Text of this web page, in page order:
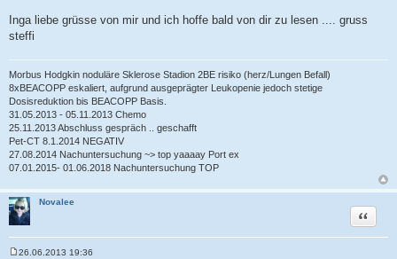
Inga liebe grüsse von mir und ich hoffe bald von dir zu lesen .... gruss
steffi
Morbus Hodgkin noduläre Sklerose Stadion 2BE risiko (herz/Lungen Befall)
8xBEACOPP eskaliert, aufgrund ausgeprägter Leukopenie jedoch stetige
Dosisreduktion bis BEACOPP Basis.
31.05.2013 - 05.11.2013 Chemo
25.11.2013 Abschluss gespräch .. geschafft
Pet-CT 8.1.2014 NEGATIV
27.08.2014 Nachuntersuchung ~> top yaaaay Port ex
07.01.2015- 01.06.2018 Nachuntersuchung TOP
Novalee
Zitat
26.06.2013 19:36